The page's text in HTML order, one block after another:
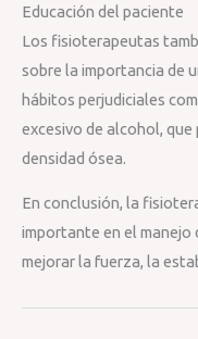
Educación del paciente
Los fisioterapeutas
sobre la importancia de
hábitos perjudiciales
excesivo de alcohol,
densidad ósea.
En conclusión, la
importante en el manejo
mejorar la fuerza, la